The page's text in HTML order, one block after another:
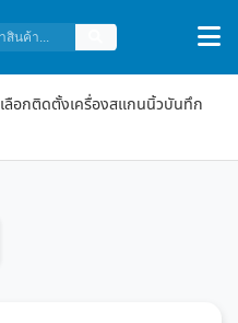
อกติดตั้งเครื่องสแกนนิ้วบันทึก